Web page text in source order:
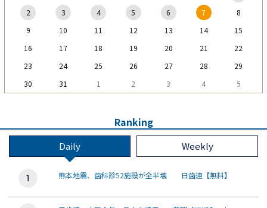
2
3 4 5 6 7
8
9
10 11 12 13 14
15
16
17 18 19 20 21
22
23
24 25 26 27 28
29
30
31 1 2 3 4 5
Ranking
Daily Weekly
熊本地震、歯科診52施設が全半壊 日歯連【無料】